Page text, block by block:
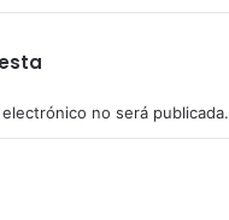
no será publicada.